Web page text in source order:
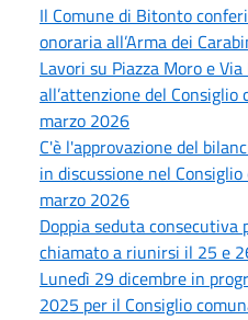
Il Comune di Bitonto
onoraria all’Arma dei
Lavori su Piazza Moro e
all’attenzione del
marzo 2026
C'è l'approvazione del
in discussione nel
marzo 2026
Doppia seduta consecutiva
chiamato a riunirsi il 25 e
Lunedì 29 dicembre in
2025 per il Consiglio